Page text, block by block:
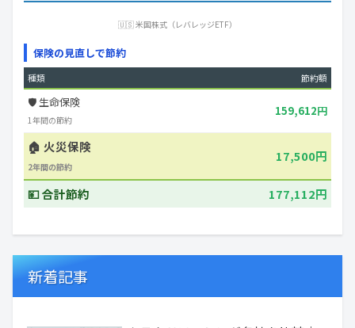
🇺🇸 米国株式（レバレッジETF）
保険の見直しで節約
種類 節約額
🛡️ 生命保険
1年間の節約
159,612円
🏠 火災保険
2年間の節約
17,500円
💴 合計節約 177,112円
新着記事